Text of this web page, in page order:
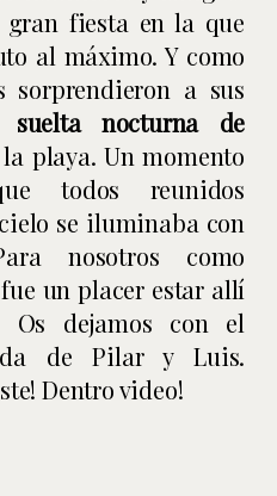
fiesta en la que
al máximo. Y como
a sus
suelta nocturna de
playa. Un momento
todos reunidos
se iluminaba con
nosotros como
un placer estar allí
Os dejamos con el
de Pilar y Luis.
Dentro video!